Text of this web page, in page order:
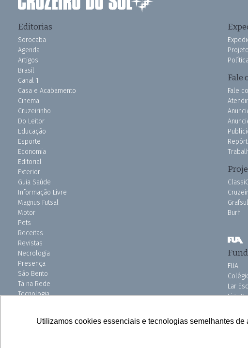
Utilizamos cookies essenciais e tecnologias semelhantes
Editorias
Sorocaba
Agenda
Artigos
Brasil
Canal 1
Casa e Acabamento
Cinema
Cruzeirinho
Do Leitor
Educação
Esporte
Economia
Editorial
Exterior
Guia Saúde
Informação Livre
Magnus Futsal
Motor
Pets
Receitas
Revistas
Necrologia
Presença
São Bento
Tá na Rede
Tecnologia
Fale
Fale
Grafsul
Burh
FUA
Lar
Liga
Pink